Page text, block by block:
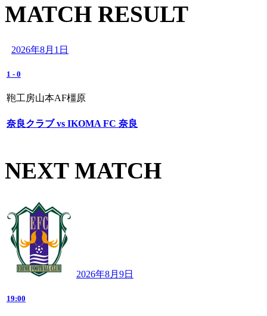
MATCH RESULT
2026年8月1日
1 - 0
鞄工房山本AF橿原
奈良クラブ vs IKOMA FC 奈良
NEXT MATCH
2026年8月9日
19:00